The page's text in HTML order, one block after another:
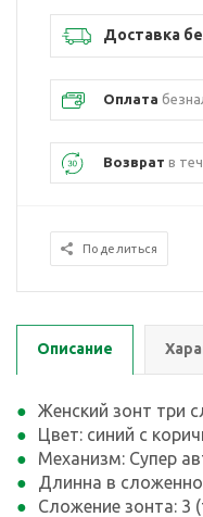
Доставка
Оплата
Возврат в
Поделиться
Описание
Женский зонт три
Цвет: синий с
Механизм: Супер
Длинна в
Сложение зонта: 3